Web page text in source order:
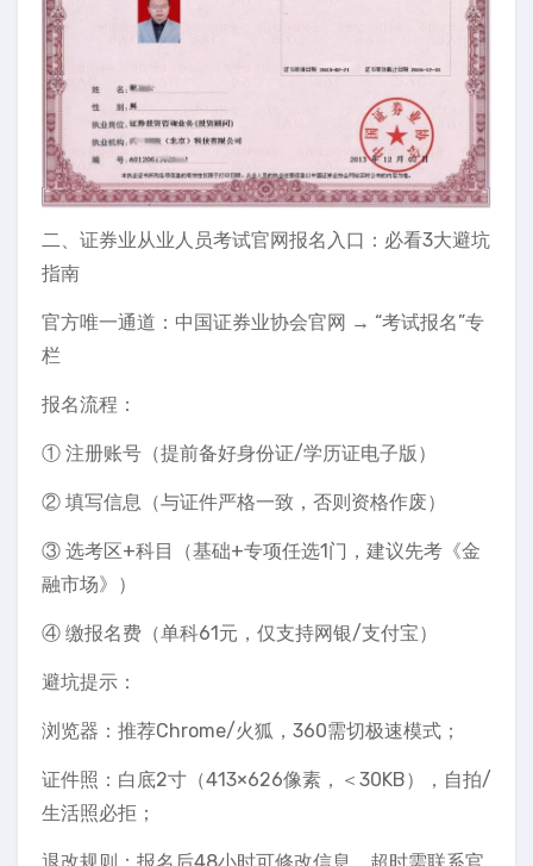
二、证券业从业人员考试官网报名入口：必看3大避坑
指南
官方唯一通道：中国证券业协会官网 → “考试报名”专
栏
报名流程：
① 注册账号（提前备好身份证/学历证电子版）
② 填写信息（与证件严格一致，否则资格作废）
③ 选考区+科目（基础+专项任选1门，建议先考《金
融市场》）
④ 缴报名费（单科61元，仅支持网银/支付宝）
️避坑提示：
浏览器：推荐Chrome/火狐，360需切极速模式；
证件照：白底2寸（413×626像素，＜30KB），自拍/
生活照必拒；